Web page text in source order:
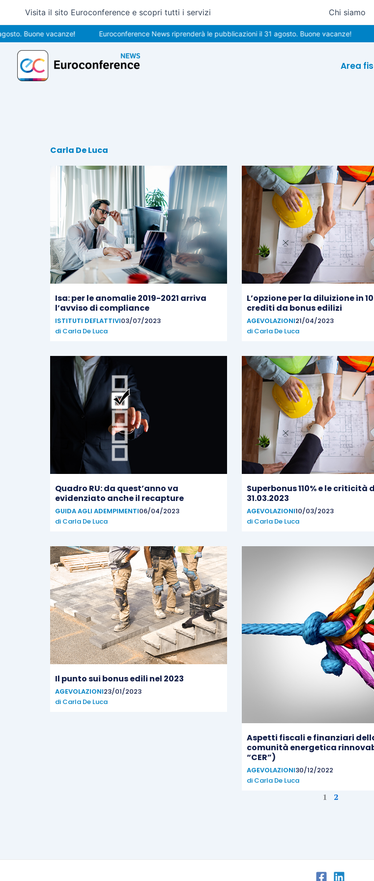
contenuto
Visita il sito Euroconference e scopri tutti i servizi Chi siamo
Buone vacanze! Euroconference News riprenderà le pubblicazioni il 31 agosto. Buone vacanze!
Area
Carla De Luca
Isa: per le anomalie 2019-2021 arriva
l’avviso di compliance
ISTITUTI DEFLATTIVI03/07/2023
di Carla De Luca
L’opzione per la diluizione in
crediti da bonus edilizi
AGEVOLAZIONI21/04/2023
di Carla De Luca
Quadro RU: da quest’anno va
evidenziato anche il recapture
GUIDA AGLI ADEMPIMENTI06/04/2023
di Carla De Luca
Superbonus 110% e le criticità
31.03.2023
AGEVOLAZIONI10/03/2023
di Carla De Luca
Il punto sui bonus edili nel 2023
AGEVOLAZIONI23/01/2023
di Carla De Luca
Aspetti fiscali e finanziari
comunità energetica
“CER”)
AGEVOLAZIONI30/12/2022
di Carla De Luca
Pagina
1
Pagina
2